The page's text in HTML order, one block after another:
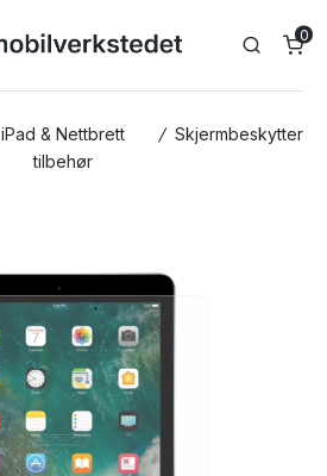
Search
0
iPad & Nettbrett
tilbehør
/ Skjermbeskytter